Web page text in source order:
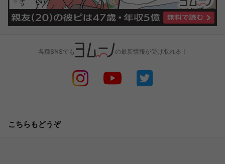
各種SNSでも の最新情報が受け取れる！
こちらもどうぞ